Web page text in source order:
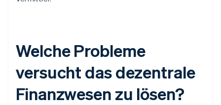
Welche Probleme
versucht das dezentrale
Finanzwesen zu lösen?